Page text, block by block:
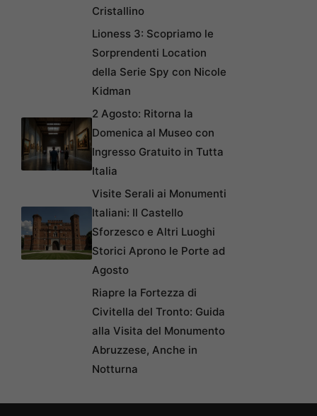
Cristallino
Lioness 3: Scopriamo le
Sorprendenti Location
della Serie Spy con Nicole
Kidman
2 Agosto: Ritorna la
Domenica al Museo con
Ingresso Gratuito in Tutta
Italia
Visite Serali ai Monumenti
Italiani: Il Castello
Sforzesco e Altri Luoghi
Storici Aprono le Porte ad
Agosto
Riapre la Fortezza di
Civitella del Tronto: Guida
alla Visita del Monumento
Abruzzese, Anche in
Notturna